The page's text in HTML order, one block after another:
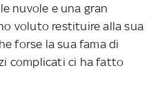
nuvole e una gran
voluto restituire alla sua
forse la sua fama di
complicati ci ha fatto